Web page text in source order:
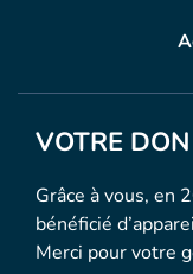
VOTRE DON
Grâce à vous, en
bénéficié
Merci pour votre